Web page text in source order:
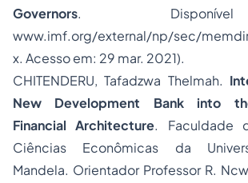
Governors.
www.imf.org/external/np/sec/
x. Acesso em: 29 mar. 2021).
CHITENDERU, Tafadzwa Thelmah.
New Development Bank into
Financial Architecture. Faculdade
Ciências Econômicas da
Mandela. Orientador Professor R.